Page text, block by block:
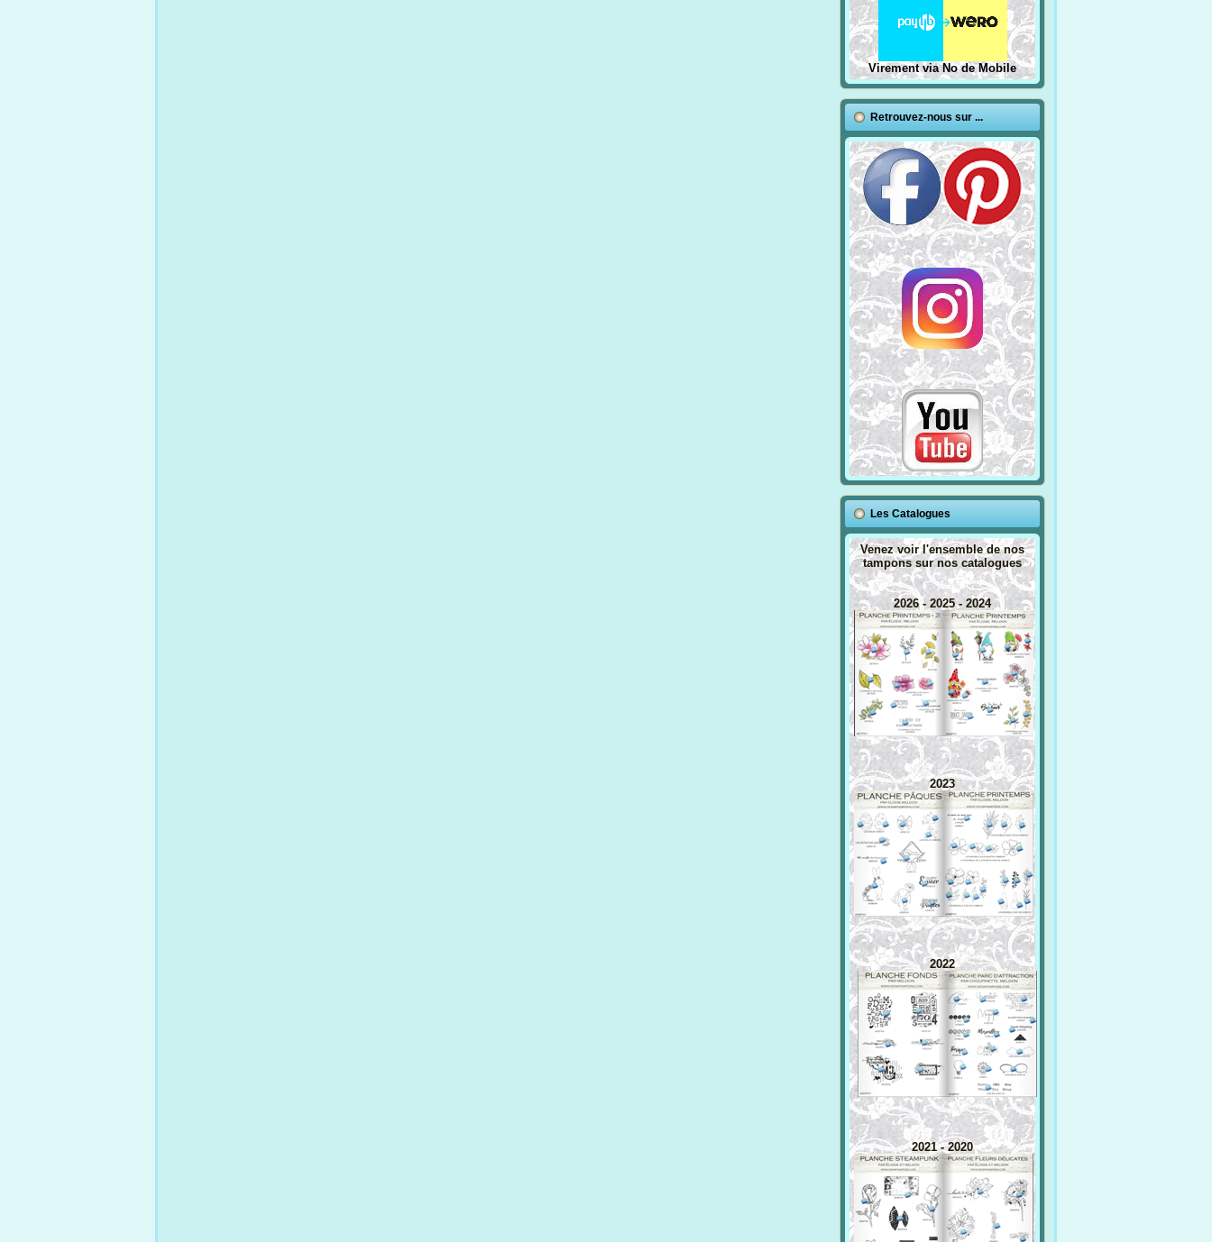
Virement via No de Mobile
Retrouvez-nous sur ...
Les Catalogues
Venez voir l'ensemble de nos
tampons sur nos catalogues
2026 - 2025 - 2024
2023
2022
2021 - 2020